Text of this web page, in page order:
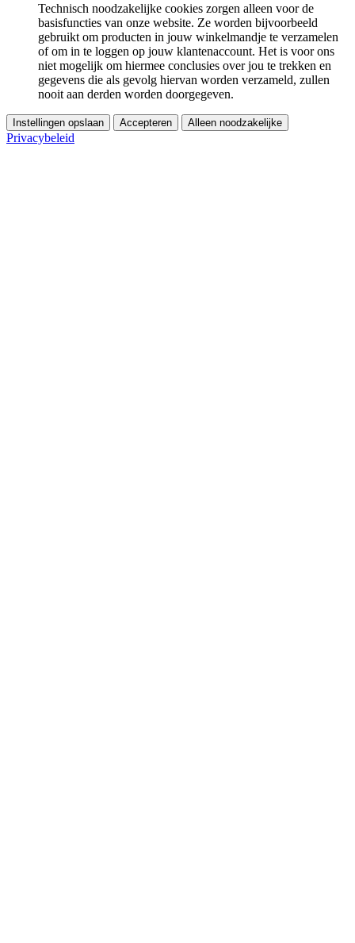
Technisch noodzakelijke cookies zorgen alleen voor de
basisfuncties van onze website. Ze worden bijvoorbeeld
gebruikt om producten in jouw winkelmandje te verzamelen
of om in te loggen op jouw klantenaccount. Het is voor ons
niet mogelijk om hiermee conclusies over jou te trekken en
gegevens die als gevolg hiervan worden verzameld, zullen
nooit aan derden worden doorgegeven.
Instellingen opslaan Accepteren Alleen noodzakelijke
Privacybeleid